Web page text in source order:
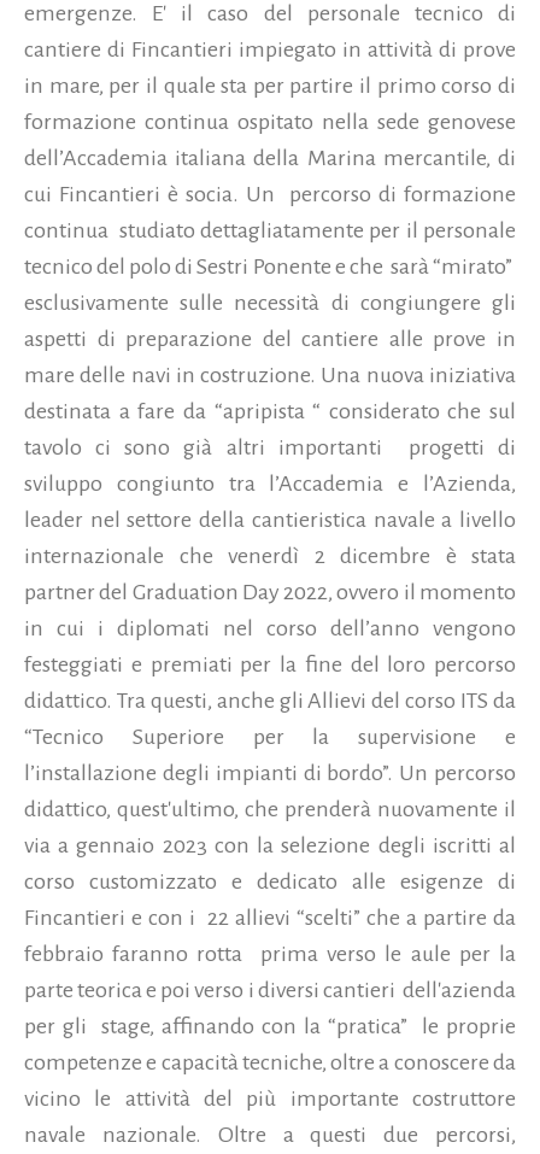
emergenze. E' il caso del personale tecnico di
cantiere di Fincantieri impiegato in attività di prove
in mare, per il quale sta per partire il primo corso di
formazione continua ospitato nella sede genovese
dell’Accademia italiana della Marina mercantile, di
cui Fincantieri è socia. Un
percorso di formazione
continua studiato dettagliatamente per il personale
tecnico del polo di Sestri Ponente e che sarà “mirato”
esclusivamente sulle necessità di congiungere gli
aspetti di preparazione del cantiere alle prove in
mare delle navi in costruzione. Una nuova iniziativa
destinata a fare da “apripista “ considerato che sul
tavolo ci sono già altri importanti
progetti di
sviluppo congiunto tra l’Accademia e l’Azienda,
leader nel settore della cantieristica navale a livello
internazionale che venerdì 2 dicembre è stata
partner del Graduation Day 2022, ovvero il momento
in cui i diplomati nel corso dell’anno vengono
festeggiati e premiati per la fine del loro percorso
didattico. Tra questi, anche gli Allievi del corso ITS da
“Tecnico Superiore per la supervisione e
l’installazione degli impianti di bordo”. Un percorso
didattico, quest'ultimo, che prenderà nuovamente il
via a gennaio 2023 con la selezione degli iscritti al
corso customizzato e dedicato alle esigenze di
Fincantieri e con i 22 allievi “scelti” che a partire da
febbraio faranno rotta
prima verso le aule per la
parte teorica e poi verso i diversi cantieri dell'azienda
per gli
stage, affinando con la “pratica”
le proprie
competenze e capacità tecniche, oltre a conoscere da
vicino le attività del più importante costruttore
navale nazionale. Oltre a questi due percorsi,